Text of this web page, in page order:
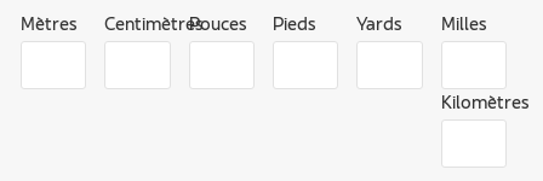
Milles
Yards
Pieds
Pouces
Centimètres
Mètres
Kilomètres